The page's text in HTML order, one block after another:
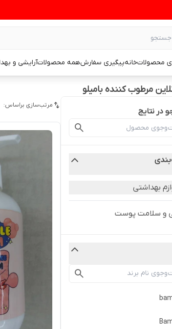
محصولاتخانهپیگیری سفارشهمه محصولاتآرایشی و
مرطوب کننده بامیلو
در نتایج
بهداشتی
و سلامت پوست
مرتب‌سازی براساس: